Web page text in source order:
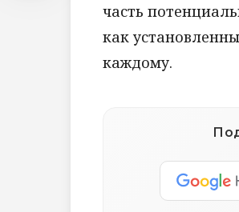
часть
как
каждому.